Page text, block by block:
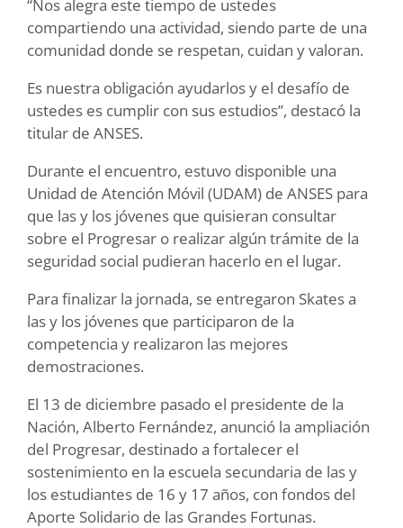
“Nos alegra este tiempo de ustedes
compartiendo una actividad, siendo parte de una
comunidad donde se respetan, cuidan y valoran.
Es nuestra obligación ayudarlos y el desafío de
ustedes es cumplir con sus estudios”, destacó la
titular de ANSES.
Durante el encuentro, estuvo disponible una
Unidad de Atención Móvil (UDAM) de ANSES para
que las y los jóvenes que quisieran consultar
sobre el Progresar o realizar algún trámite de la
seguridad social pudieran hacerlo en el lugar.
Para finalizar la jornada, se entregaron Skates a
las y los jóvenes que participaron de la
competencia y realizaron las mejores
demostraciones.
El 13 de diciembre pasado el presidente de la
Nación, Alberto Fernández, anunció la ampliación
del Progresar, destinado a fortalecer el
sostenimiento en la escuela secundaria de las y
los estudiantes de 16 y 17 años, con fondos del
Aporte Solidario de las Grandes Fortunas.